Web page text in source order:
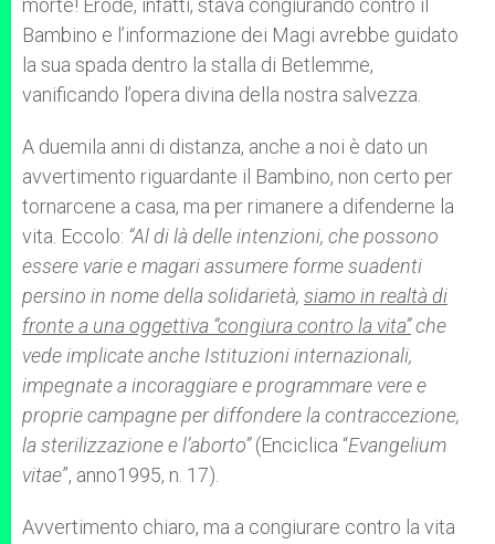
morte! Erode, infatti, stava congiurando contro il
Bambino e l’informazione dei Magi avrebbe guidato
la sua spada dentro la stalla di Betlemme,
vanificando l’opera divina della nostra salvezza.
A duemila anni di distanza, anche a noi è dato un
avvertimento riguardante il Bambino, non certo per
tornarcene a casa, ma per rimanere a difenderne la
vita. Eccolo: “Al di là delle intenzioni, che possono
essere varie e magari assumere forme suadenti
persino in nome della solidarietà, siamo in realtà di
fronte a una oggettiva “congiura contro la vita”che
vede implicate anche Istituzioni internazionali,
impegnate a incoraggiare e programmare vere e
proprie campagne per diffondere la contraccezione,
la sterilizzazione e l’aborto”(Enciclica “Evangelium
vitae”, anno1995, n. 17).
Avvertimento chiaro, ma a congiurare contro la vita